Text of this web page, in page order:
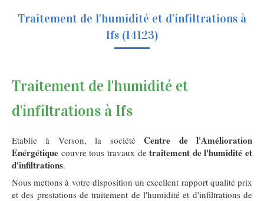
Traitement de l'humidité et d'infiltrations à
Ifs (14123)
Traitement de l'humidité et
d'infiltrations à Ifs
Etablie à Verson, la sociétéCentre de l'Amélioration
Enérgétique couvre tous travaux detraitement de l'humidité et
d'infiltrations.
Nous mettons à votre disposition un excellent rapport qualité prix
et des prestations de traitement de l'humidité et d'infiltrations de